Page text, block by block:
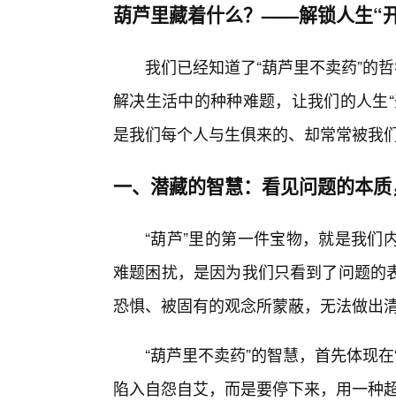
葫芦里藏着什么？——解锁人生“
我们已经知道了“葫芦里不卖药”的
解决生活中的种种难题，让我们的人
是我们每个人与生俱来的、却常常被我
一、潜藏的智慧：看见问题的本
“葫芦”里的第一件宝物，就是我
难题困扰，是因为我们只看到了问题
恐惧、被固有的观念所蒙蔽，无法做出
“葫芦里不卖药”的智慧，首先体现
陷入自怨自艾，而是要停下来，用一种